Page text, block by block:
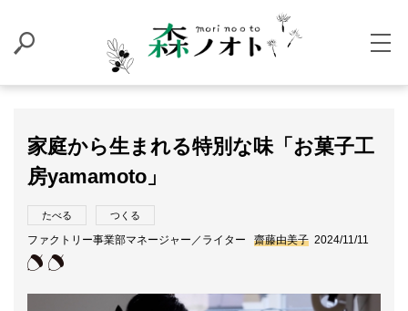
家庭から生まれる特別な味「お菓子工
房yamamoto」
たべる つくる
ファクトリー事業部マネージャー／ライター 齋藤由美子 2024/11/11